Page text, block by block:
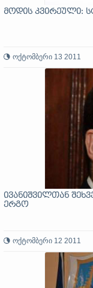
მოდის კვირეული:
ოქტომბერი 13 2011
ივანიშვილთან
ერგო
ოქტომბერი 12 2011